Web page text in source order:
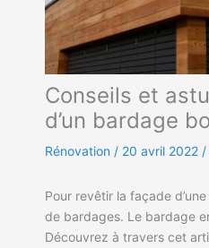
Conseils et
d’un bardage
Rénovation / 20 avril 2022 /
Pour revêtir la façade
de bardages. Le bardage
Découvrez à travers cet